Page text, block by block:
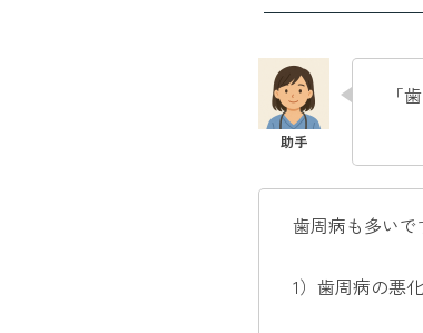
「
歯周病も多いで
1）歯周病の悪